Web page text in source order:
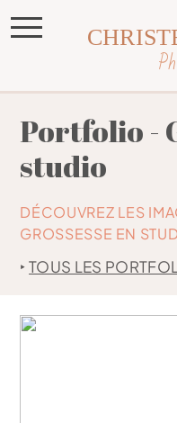
Portfolio -
studio
DÉCOUVREZ LES
GROSSESSE EN
‣TOUS LES